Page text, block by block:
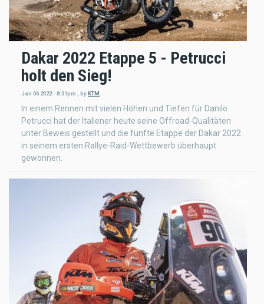
Dakar 2022 Etappe 5 - Petrucci
holt den Sieg!
Jan 06 2022 - 8:31pm byKTM
In einem Rennen mit vielen Höhen und Tiefen für Danilo
Petrucci hat der Italiener heute seine Offroad-Qualitäten
unter Beweis gestellt und die fünfte Etappe der Dakar 2022
in seinem ersten Rallye-Raid-Wettbewerb überhaupt
gewonnen.